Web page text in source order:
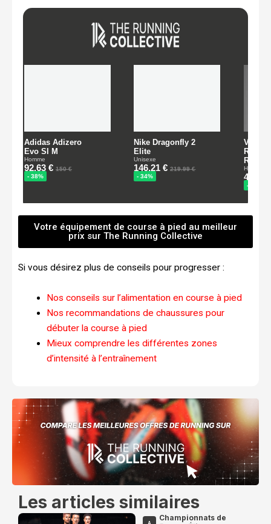
Votre équipement de course à pied au meilleur
prix sur The Running Collective
Si vous désirez plus de conseils pour progresser :
Nos conseils sur l’alimentation en course à pied
Nos recommandations de chaussures pour
débuter la course à pied
Mieux comprendre les différentes zones
d’intensité à l’entraînement
Les articles similaires
Championnats de